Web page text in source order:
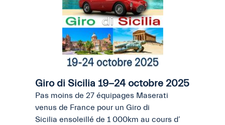
Giro di Sicilia 19-24 octobre 2025
Pas moins de 27 équipages Maserati
venus de France pour un Giro di
Sicilia ensoleillé de 1 000km au cours d’